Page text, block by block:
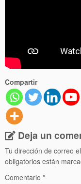
Compartir
Deja un
Tu dirección de correo
obligatorios están
Comentario *